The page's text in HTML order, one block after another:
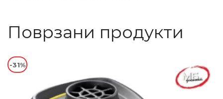
Поврзани продукти
-31%